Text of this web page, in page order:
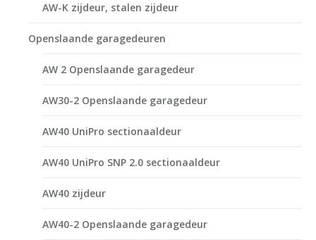
AW-K zijdeur, stalen zijdeur
Openslaande garagedeuren
AW 2 Openslaande garagedeur
AW30-2 Openslaande garagedeur
AW40 UniPro sectionaaldeur
AW40 UniPro SNP 2.0 sectionaaldeur
AW40 zijdeur
AW40-2 Openslaande garagedeur